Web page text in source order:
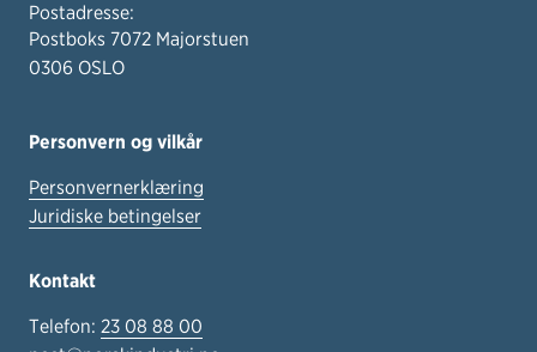
Postadresse:
Postboks 7072 Majorstuen
0306 OSLO
Personvern og vilkår
Personvernerklæring
Juridiske betingelser
Kontakt
Telefon: 23 08 88 00